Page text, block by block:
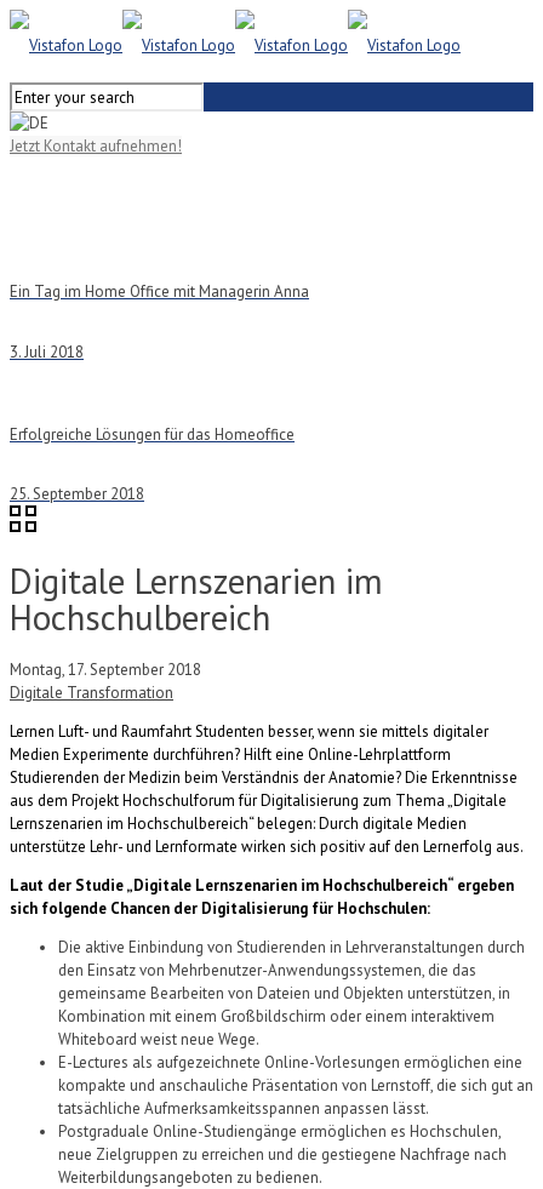
Jetzt Kontakt aufnehmen!
Ein Tag im Home Office mit Managerin Anna
3. Juli 2018
Erfolgreiche Lösungen für das Homeoffice
25. September 2018
Digitale Lernszenarien im
Hochschulbereich
Montag, 17. September 2018
Digitale Transformation
Lernen Luft- und Raumfahrt Studenten besser, wenn sie mittels digitaler
Medien Experimente durchführen? Hilft eine Online-Lehrplattform
Studierenden der Medizin beim Verständnis der Anatomie? Die Erkenntnisse
aus dem Projekt Hochschulforum für Digitalisierung zum Thema „Digitale
Lernszenarien im Hochschulbereich“ belegen: Durch digitale Medien
unterstütze Lehr- und Lernformate wirken sich positiv auf den Lernerfolg aus.
Laut der Studie „Digitale Lernszenarien im Hochschulbereich“ ergeben
sich folgende Chancen der Digitalisierung für Hochschulen:
Die aktive Einbindung von Studierenden in Lehrveranstaltungen durch
den Einsatz von Mehrbenutzer-Anwendungssystemen, die das
gemeinsame Bearbeiten von Dateien und Objekten unterstützen, in
Kombination mit einem Großbildschirm oder einem interaktivem
Whiteboard weist neue Wege.
E-Lectures als aufgezeichnete Online-Vorlesungen ermöglichen eine
kompakte und anschauliche Präsentation von Lernstoff, die sich gut an
tatsächliche Aufmerksamkeitsspannen anpassen lässt.
Postgraduale Online-Studiengänge ermöglichen es Hochschulen,
neue Zielgruppen zu erreichen und die gestiegene Nachfrage nach
Weiterbildungsangeboten zu bedienen.